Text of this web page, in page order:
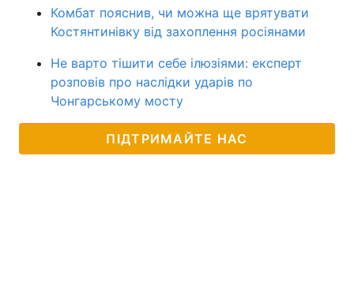
Комбат пояснив, чи можна ще врятувати
Костянтинівку від захоплення росіянами
Не варто тішити себе ілюзіями: експерт
розповів про наслідки ударів по
Чонгарському мосту
ПІДТРИМАЙТЕ НАС